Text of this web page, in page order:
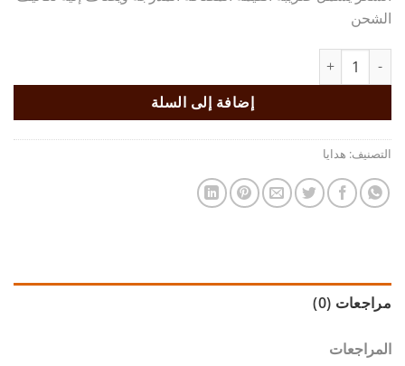
الشحن
كمية صندوق موزاييك
إضافة إلى السلة
التصنيف: هدايا
مراجعات (0)
المراجعات